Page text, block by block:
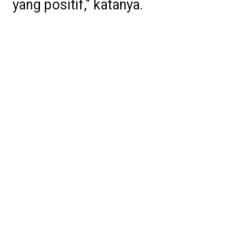
yang positif," katanya.